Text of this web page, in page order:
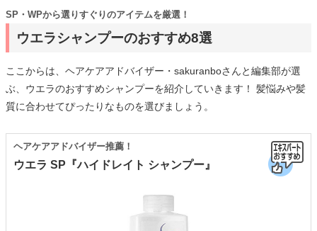
ウエラシャンプーのおすすめ8選
SP・WPから選りすぐりのアイテムを厳選！
ここからは、ヘアケアアドバイザー・sakuranboさんと編集部が選
ぶ、ウエラのおすすめシャンプーを紹介していきます！ 髪悩みや髪
質に合わせてぴったりなものを選びましょう。
ウエラ SP『ハイドレイト シャンプー』
ヘアケアアドバイザー推薦！